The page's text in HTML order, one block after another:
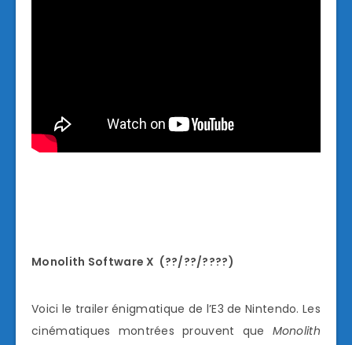
Monolith Software X (??/??/????)
Voici le trailer énigmatique de l’E3 de Nintendo. Les
cinématiques montrées prouvent que Monolith